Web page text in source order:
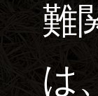
難
は、